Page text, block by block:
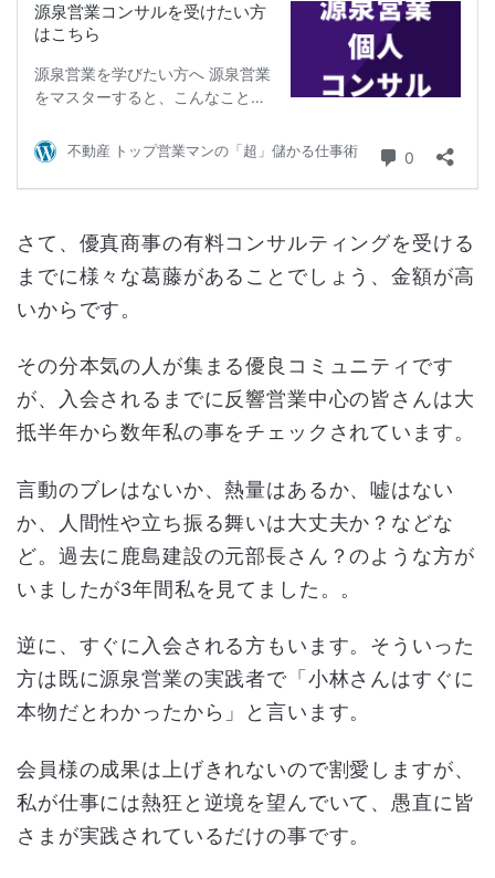
さて、優真商事の有料コンサルティングを受ける
までに様々な葛藤があることでしょう、金額が高
いからです。
その分本気の人が集まる優良コミュニティです
が、入会されるまでに反響営業中心の皆さんは大
抵半年から数年私の事をチェックされています。
言動のブレはないか、熱量はあるか、嘘はない
か、人間性や立ち振る舞いは大丈夫か？などな
ど。過去に鹿島建設の元部長さん？のような方が
いましたが3年間私を見てました。。
逆に、すぐに入会される方もいます。そういった
方は既に源泉営業の実践者で「小林さんはすぐに
本物だとわかったから」と言います。
会員様の成果は上げきれないので割愛しますが、
私が仕事には熱狂と逆境を望んでいて、愚直に皆
さまが実践されているだけの事です。